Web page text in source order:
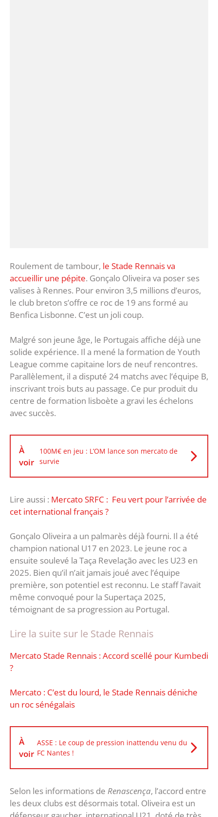
Roulement de tambour, le Stade Rennais va
accueillir une pépite. Gonçalo Oliveira va poser ses
valises à Rennes. Pour environ 3,5 millions d’euros,
le club breton s’offre ce roc de 19 ans formé au
Benfica Lisbonne. C’est un joli coup.
Malgré son jeune âge, le Portugais affiche déjà une
solide expérience. Il a mené la formation de Youth
League comme capitaine lors de neuf rencontres.
Parallèlement, il a disputé 24 matchs avec l’équipe B,
inscrivant trois buts au passage. Ce pur produit du
centre de formation lisboète a gravi les échelons
avec succès.
À
voir
100M€ en jeu : L’OM lance son mercato de
survie
Lire aussi : Mercato SRFC : Feu vert pour l’arrivée de
cet international français ?
Gonçalo Oliveira a un palmarès déjà fourni. Il a été
champion national U17 en 2023. Le jeune roc a
ensuite soulevé la Taça Revelação avec les U23 en
2025. Bien qu’il n’ait jamais joué avec l’équipe
première, son potentiel est reconnu. Le staff l’avait
même convoqué pour la Supertaça 2025,
témoignant de sa progression au Portugal.
Lire la suite sur le Stade Rennais
Mercato Stade Rennais : Accord scellé pour Kumbedi
?
Mercato : C’est du lourd, le Stade Rennais déniche
un roc sénégalais
À
voir
ASSE : Le coup de pression inattendu venu du
FC Nantes !
Selon les informations de Renascença, l’accord entre
les deux clubs est désormais total. Oliveira est un